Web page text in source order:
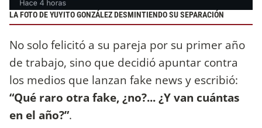
LA FOTO DE YUYITO GONZÁLEZ DESMINTIENDO SU SEPARACIÓN
No solo felicitó a su pareja por su primer año
de trabajo, sino que decidió apuntar contra
los medios que lanzan fake news y escribió:
“Qué raro otra fake, ¿no?... ¿Y van cuántas
en el año?”.